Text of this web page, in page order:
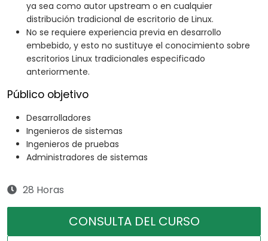
ya sea como autor upstream o en cualquier
distribución tradicional de escritorio de Linux.
No se requiere experiencia previa en desarrollo
embebido, y esto no sustituye el conocimiento sobre
escritorios Linux tradicionales especificado
anteriormente.
Público objetivo
Desarrolladores
Ingenieros de sistemas
Ingenieros de pruebas
Administradores de sistemas
28 Horas
CONSULTA DEL CURSO